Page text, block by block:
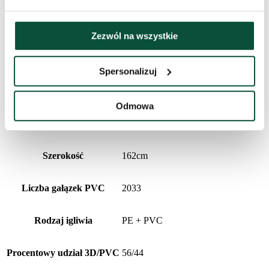
Zezwól na wszystkie
Spersonalizuj
Odmowa
Łączna liczba gałązek 4638
Wysokość (ze stojakiem) 280cm
Liczba gałązek PE 2605
Szerokość 162cm
Liczba gałązek PVC 2033
Rodzaj igliwia PE + PVC
Procentowy udział 3D/PVC 56/44